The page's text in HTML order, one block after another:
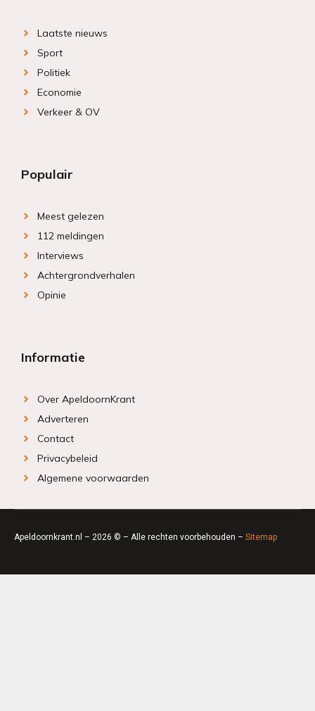
Laatste nieuws
Sport
Politiek
Economie
Verkeer & OV
Populair
Meest gelezen
112 meldingen
Interviews
Achtergrondverhalen
Opinie
Informatie
Over ApeldoornKrant
Adverteren
Contact
Privacybeleid
Algemene voorwaarden
Apeldoornkrant.nl – 2026 © – Alle rechten voorbehouden – Sitemap